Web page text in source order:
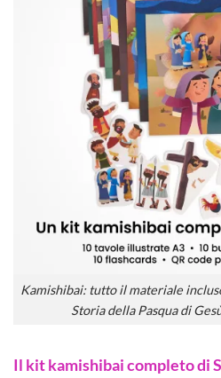
Kamishibai: tutto il materiale
Storia della Pasqua di
Il kit kamishibai completo di